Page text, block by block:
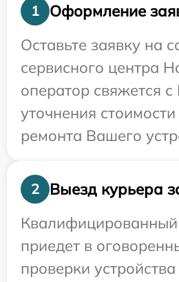
1
Оформление
Оставьте заявку на
сервисного центра
оператор свяжется
уточнения
ремонта Вашего
2
Выезд курьера
приедет в
проверки